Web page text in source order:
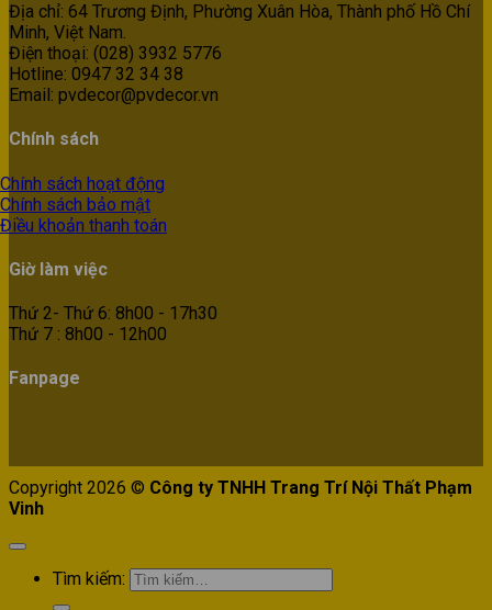
Địa chỉ: 64 Trương Định, Phường Xuân Hòa, Thành phố Hồ Chí
Minh, Việt Nam.
Điện thoại: (028) 3932 5776
Hotline: 0947 32 34 38
Email: pvdecor@pvdecor.vn
Chính sách
Chính sách hoạt động
Chính sách bảo mật
Điều khoản thanh toán
Giờ làm việc
Thứ 2- Thứ 6: 8h00 - 17h30
Thứ 7 : 8h00 - 12h00
Fanpage
Copyright 2026 © Công ty TNHH Trang Trí Nội Thất Phạm
Vinh
Tìm kiếm: